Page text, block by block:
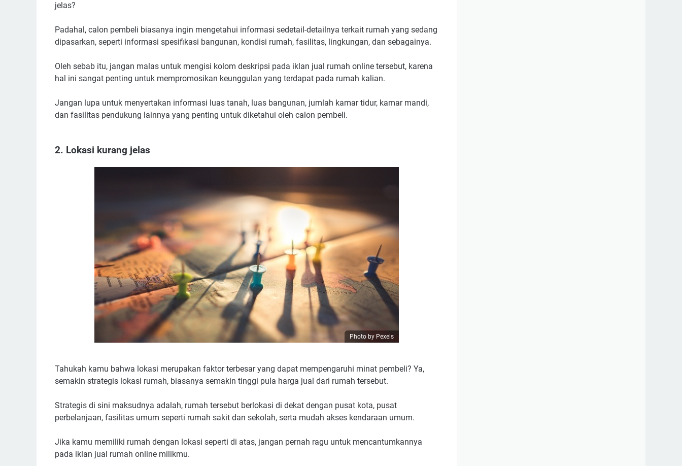
jelas?
Padahal, calon pembeli biasanya ingin mengetahui informasi sedetail-detailnya terkait rumah yang sedang
dipasarkan, seperti informasi spesifikasi bangunan, kondisi rumah, fasilitas, lingkungan, dan sebagainya.
Oleh sebab itu, jangan malas untuk mengisi kolom deskripsi pada iklan jual rumah online tersebut, karena
hal ini sangat penting untuk mempromosikan keunggulan yang terdapat pada rumah kalian.
Jangan lupa untuk menyertakan informasi luas tanah, luas bangunan, jumlah kamar tidur, kamar mandi,
dan fasilitas pendukung lainnya yang penting untuk diketahui oleh calon pembeli.
2. Lokasi kurang jelas
Photo by Pexels
Tahukah kamu bahwa lokasi merupakan faktor terbesar yang dapat mempengaruhi minat pembeli? Ya,
semakin strategis lokasi rumah, biasanya semakin tinggi pula harga jual dari rumah tersebut.
Strategis di sini maksudnya adalah, rumah tersebut berlokasi di dekat dengan pusat kota, pusat
perbelanjaan, fasilitas umum seperti rumah sakit dan sekolah, serta mudah akses kendaraan umum.
Jika kamu memiliki rumah dengan lokasi seperti di atas, jangan pernah ragu untuk mencantumkannya
pada iklan jual rumah online milikmu.